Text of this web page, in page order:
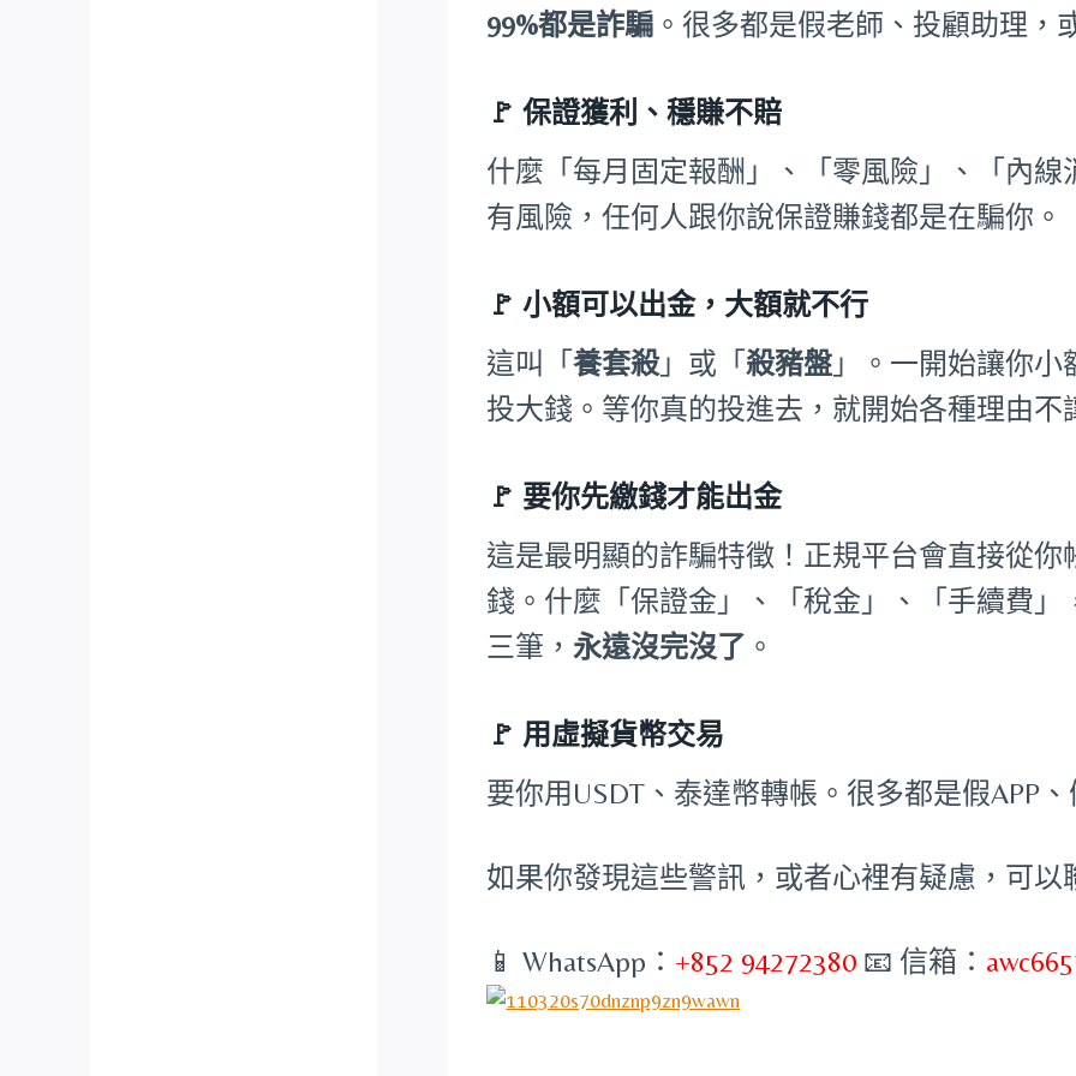
99%都是詐騙 。很多都是假老師、投顧助理，
🚩保證獲利、穩賺不賠
什麼「每月固定報酬」、「零風險」、「內線
有風險，任何人跟你說保證賺錢都是在騙你。
🚩小額可以出金，大額就不行
這叫「養套殺」或「 殺豬盤 」。一開始讓你
投大錢。等你真的投進去，就開始各種理由不
🚩 要你先繳錢才能出金
這是最明顯的詐騙特徵！正規平台會直接從
錢。什麼「保證金」、「稅金」、「手續費
三筆， 永遠沒完沒了 。
🚩 用虛擬貨幣交易
要你用USDT、泰達幣轉帳。很多都是假APP
如果你發現這些警訊，或者心裡有疑慮，可以
📱 WhatsApp： +852 94272380 📧 信箱：